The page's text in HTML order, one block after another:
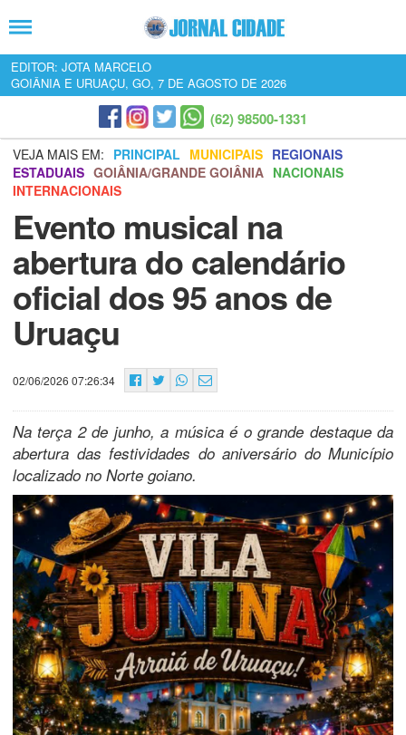
EDITOR: JOTA MARCELO
GOIÂNIA E URUAÇU, GO, 7 DE AGOSTO DE 2026
(62) 98500-1331
VEJA MAIS EM: PRINCIPAL MUNICIPAIS REGIONAIS
ESTADUAIS GOIÂNIA/GRANDE GOIÂNIA NACIONAIS
INTERNACIONAIS
Evento musical na
abertura do calendário
oficial dos 95 anos de
Uruaçu
02/06/2026 07:26:34
Na terça 2 de junho, a música é o grande destaque da
abertura das festividades do aniversário do Município
localizado no Norte goiano.